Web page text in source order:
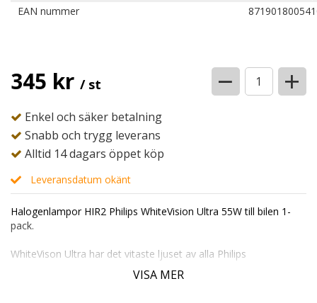
EAN nummer
345 kr / st − +
Enkel och säker betalning
Snabb och trygg leverans
Alltid 14 dagars öppet köp
Leveransdatum okänt
Halogenlampor HIR2 Philips WhiteVision Ultra 55W till bilen 1-
pack.
WhiteVison Ultra har det vitaste ljuset av alla Philips
Godkända för Svenska vägar, och den första lampan från dem
VISA MER